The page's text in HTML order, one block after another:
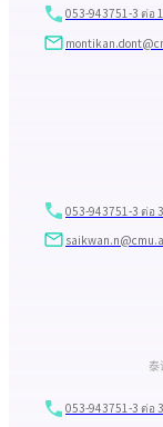
053-943751-3 ต่อ
053-943751-3 ต่อ
泰
053-943751-3 ต่อ